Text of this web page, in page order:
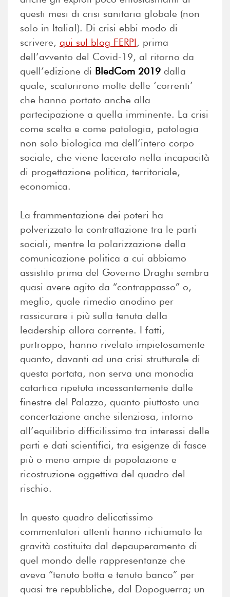
questi mesi di crisi sanitaria globale (non
solo in Italia!). Di crisi ebbi modo di
scrivere, qui sul blog FERPI, prima
dell’avvento del Covid-19, al ritorno da
quell’edizione di BledCom 2019 dalla
quale, scaturirono molte delle ‘correnti’
che hanno portato anche alla
partecipazione a quella imminente. La crisi
come scelta e come patologia, patologia
non solo biologica ma dell’intero corpo
sociale, che viene lacerato nella incapacità
di progettazione politica, territoriale,
economica.
La frammentazione dei poteri ha
polverizzato la contrattazione tra le parti
sociali, mentre la polarizzazione della
comunicazione politica a cui abbiamo
assistito prima del Governo Draghi sembra
quasi avere agito da “contrappasso” o,
meglio, quale rimedio anodino per
rassicurare i più sulla tenuta della
leadership allora corrente. I fatti,
purtroppo, hanno rivelato impietosamente
quanto, davanti ad una crisi strutturale di
questa portata, non serva una monodia
catartica ripetuta incessantemente dalle
finestre del Palazzo, quanto piuttosto una
concertazione anche silenziosa, intorno
all’equilibrio difficilissimo tra interessi delle
parti e dati scientifici, tra esigenze di fasce
più o meno ampie di popolazione e
ricostruzione oggettiva del quadro del
rischio.
In questo quadro delicatissimo
commentatori attenti hanno richiamato la
gravità costituita dal depauperamento di
quel mondo delle rappresentanze che
aveva “tenuto botta e tenuto banco” per
quasi tre repubbliche, dal Dopoguerra; un